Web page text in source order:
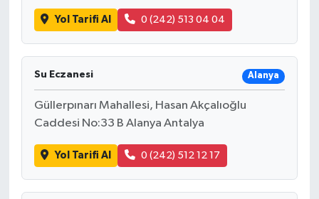
Yol Tarifi Al 0 (242) 513 04 04
Su Eczanesi Alanya
Güllerpınarı Mahallesi, Hasan Akçalıoğlu
Caddesi No:33 B Alanya Antalya
Yol Tarifi Al 0 (242) 512 12 17
Genel
Bilim, Teknoloji